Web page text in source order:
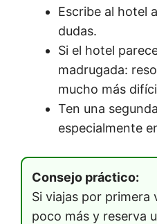
Escribe al hotel
dudas.
Si el hotel
madrugada:
mucho más
Ten una
especialmente
Consejo práctico:
Si viajas por primera
poco más y reserva